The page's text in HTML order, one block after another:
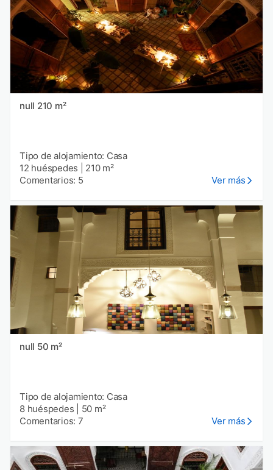
null 210 m²
Tipo de alojamiento: Casa
12 huéspedes
210 m²
Comentarios: 5
Ver más
null 50 m²
Tipo de alojamiento: Casa
8 huéspedes
50 m²
Comentarios: 7
Ver más